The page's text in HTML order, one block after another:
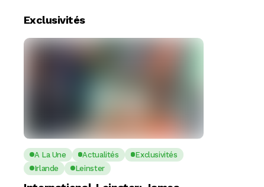
Exclusivités
A La Une Actualités
Exclusivités
Irlande
Leinster